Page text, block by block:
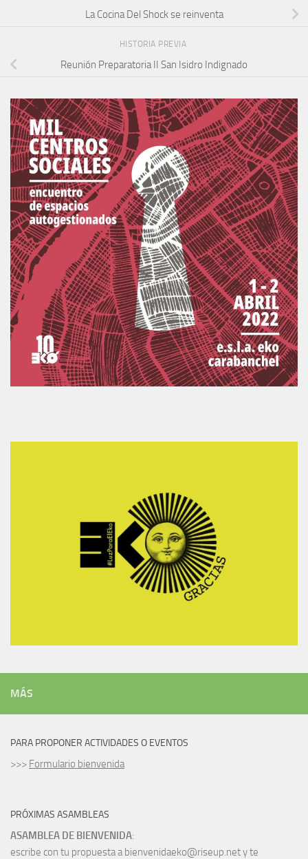
La Cocina Del Shock se reinventa
HISTORIA PREVIA
Reunión Preparatoria II San Isidro Indignado
MÁS
PARA PROPONER ACTIVIDADES O EVENTOS
>>> Formulario bienvenida
PRÓXIMAS ASAMBLEAS
ASAMBLEA DE BIENVENIDA:
escribe con tu propuesta a bienvenidaeko@riseup.net y te